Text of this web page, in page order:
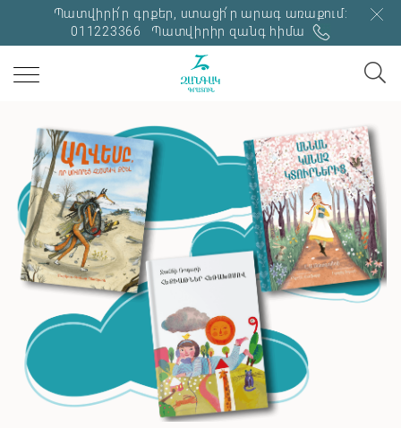
Պատվիրի՛ր գրքեր, ստացի՛ր արագ առաքում:
011223366
Պատվիրիր զանգ հիմա
ՊԱՈԼՈ ՍՈՐԵՆՏԻՆՈ
Բոլորն իրավացի են
ՇԱՐՈՒՆԱԿԻՐ ԿԱՐԴԱԼ